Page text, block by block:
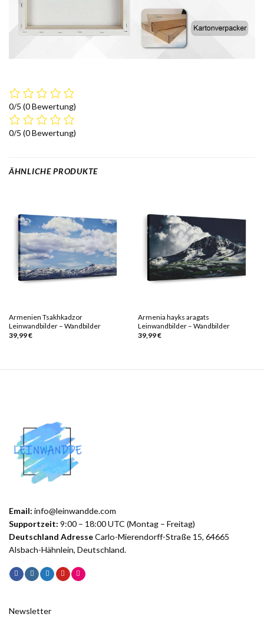
0/5 (0 Bewertung)
0/5 (0 Bewertung)
ÄHNLICHE PRODUKTE
Armenien Tsakhkadzor
Leinwandbilder – Wandbilder
39,99€
Armenia hayks aragats
Leinwandbilder – Wandbilder
39,99€
Email: info@leinwandde.com
Supportzeit: 9:00 – 18:00 UTC (Montag – Freitag)
Deutschland AdresseCarlo-Mierendorff-Straße 15, 64665
Alsbach-Hähnlein, Deutschland.
Newsletter